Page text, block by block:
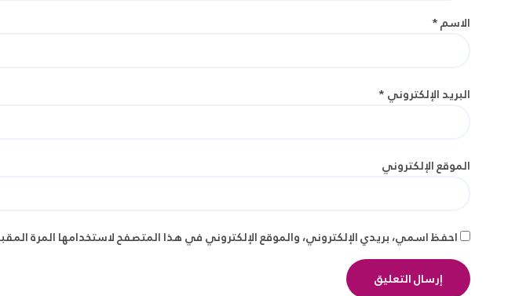
الاسم*
البريد الإلكتروني*
الموقع الإلكتروني
احفظ اسمي، بريدي الإلكتروني، والموقع الإلكتروني في هذا المتصفح لاستخدامها المرة